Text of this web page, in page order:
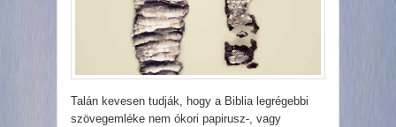
Talán kevesen tudják, hogy a Biblia legrégebbi
szövegemléke nem ókori papirusz-, vagy